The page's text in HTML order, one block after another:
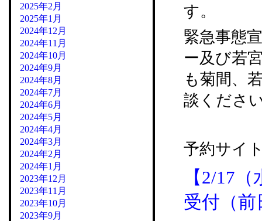
す。
緊急事態
ー及び若
も菊間、
談くださ
予約サイ
【2/17
受付（前
2025年2月
2025年1月
2024年12月
2024年11月
2024年10月
2024年9月
2024年8月
2024年7月
2024年6月
2024年5月
2024年4月
2024年3月
2024年2月
2024年1月
2023年12月
2023年11月
2023年10月
2023年9月